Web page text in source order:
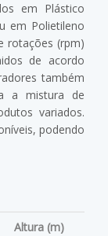
em Plástico
em Polietileno
rotações (rpm)
de acordo
também
a mistura de
variados.
podendo
Altura (m)